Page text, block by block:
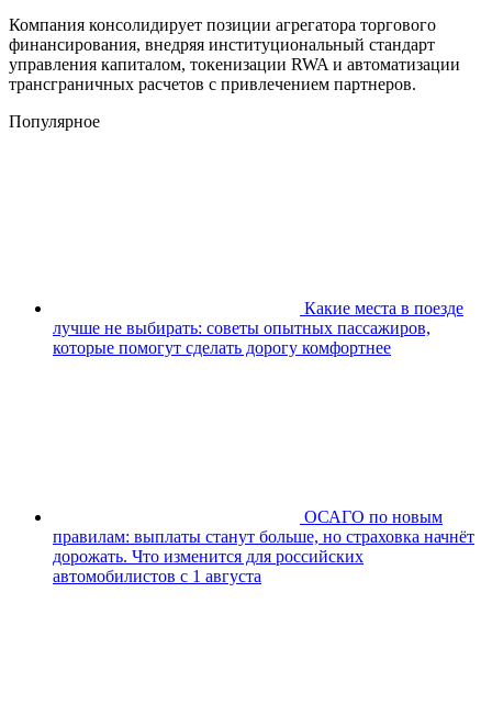
Компания консолидирует позиции агрегатора торгового
финансирования, внедряя институциональный стандарт
управления капиталом, токенизации RWA и автоматизации
трансграничных расчетов с привлечением партнеров.
Популярное
Какие места в поезде
лучше не выбирать: советы опытных пассажиров,
которые помогут сделать дорогу комфортнее
ОСАГО по новым
правилам: выплаты станут больше, но страховка начнёт
дорожать. Что изменится для российских
автомобилистов с 1 августа